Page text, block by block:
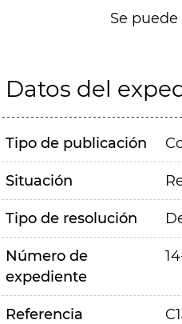
Se
Datos del
Tipo de publicación
Situación
Tipo de resolución
Número de
expediente
Referencia